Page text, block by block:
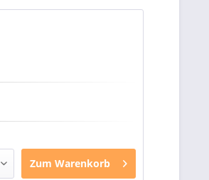
Zum Warenkorb